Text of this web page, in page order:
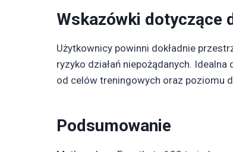
Wskazówki dotyczące
Użytkownicy powinni dokładnie
ryzyko działań niepożądanych.
od celów treningowych oraz poziomu
Podsumowanie